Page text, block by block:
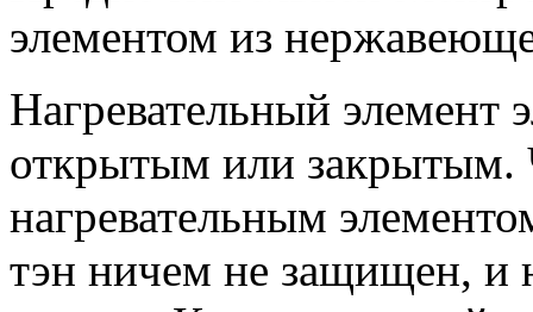
элементом из
Нагревательный элемент
открытым или
нагревательным
тэн ничем не защищен, и